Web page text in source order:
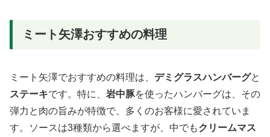
ミート矢澤おすすめの料理
ミート矢澤でおすすめの料理は、 デミグラスハンバーグと
ステーキです。特に、 岩中豚を使ったハンバーグは、その
弾力と肉の旨みが特徴で、多くのお客様に愛されていま
す。ソースは3種類から選べますが、中でもクリームマス